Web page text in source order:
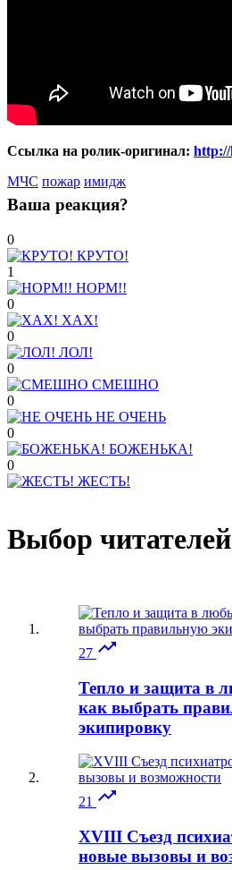
Ссылка на ролик-оригинал: http://
МЧС пожар имидж
Ваша реакция?
0
КРУТО!
1
НОРМ!!
0
ХАХ!
0
ЛОЛ!
0
СМЕШНО
0
НЕ ОЧЕНЬ
0
БОЖЕНЬКА!
0
ЖЕСТЬ!
Выбор читателей
27 
Тепло и защита в
как выбрать
экипировку
21 
XVIII Съезд
новые вызовы и